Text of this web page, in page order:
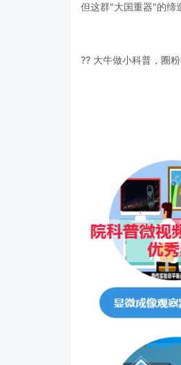
但这群"大国重器"的缔
?? 大牛做小科普，圈